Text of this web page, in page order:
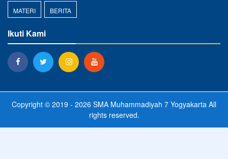
MATERI BERITA
Ikuti Kami
Copyright © 2019 - 2026 SMA Muhammadiyah 7 Yogyakarta All
rights reserved.